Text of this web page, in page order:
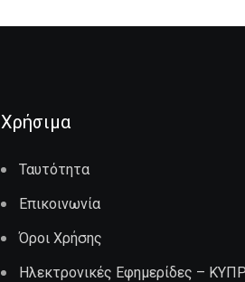
Χρήσιμα
Ταυτότητα
Επικοινωνία
Όροι Χρήσης
Ηλεκτρονικές Εφημερίδες –